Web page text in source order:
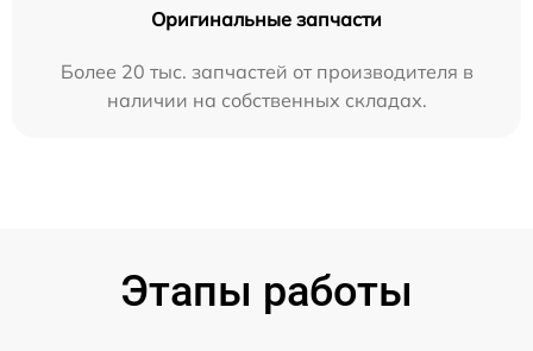
Оригинальные запчасти
Более 20 тыс. запчастей от производителя в
наличии на собственных складах.
Этапы работы